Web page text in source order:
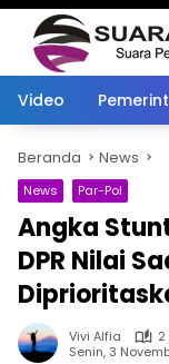
Video
Beranda News
News Par-Pol
Angka
DPR Nilai
Vivi Alfia
Senin, 3